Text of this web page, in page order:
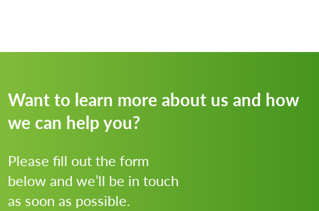
Want to learn more about us and how
we can help you?
Please fill out the form
below and we’ll be in touch
as soon as possible.